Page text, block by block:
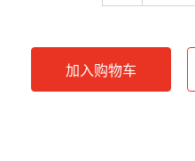
加入购物车